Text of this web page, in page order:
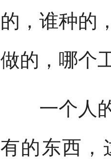
的，谁种的
做的，哪个
一个人的
有的东西，